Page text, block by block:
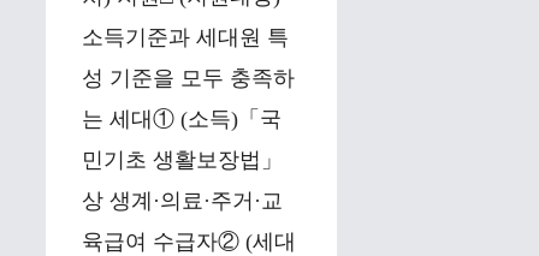
소득기준과 세대원 특
성 기준을 모두 충족하
는 세대① (소득)「국
민기초 생활보장법」
상 생계·의료·주거·교
육급여 수급자② (세대